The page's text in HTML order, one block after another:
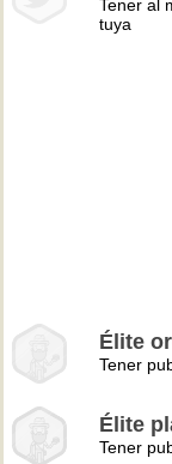
Tener al
tuya
Élite
Tener
Élite
Tener